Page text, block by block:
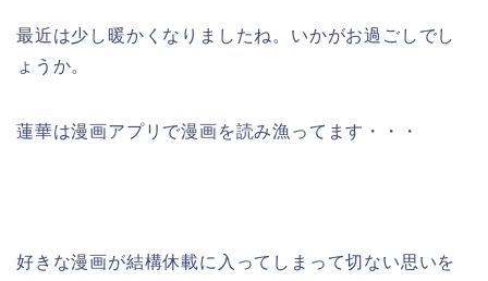
最近は少し暖かくなりましたね。いかがお過ごしでし
ょうか。
蓮華は漫画アプリで漫画を読み漁ってます・・・
好きな漫画が結構休載に入ってしまって切ない思いを